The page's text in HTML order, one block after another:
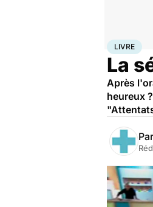
AccueilSanté
LIVRE
La
Après
heureux
Par